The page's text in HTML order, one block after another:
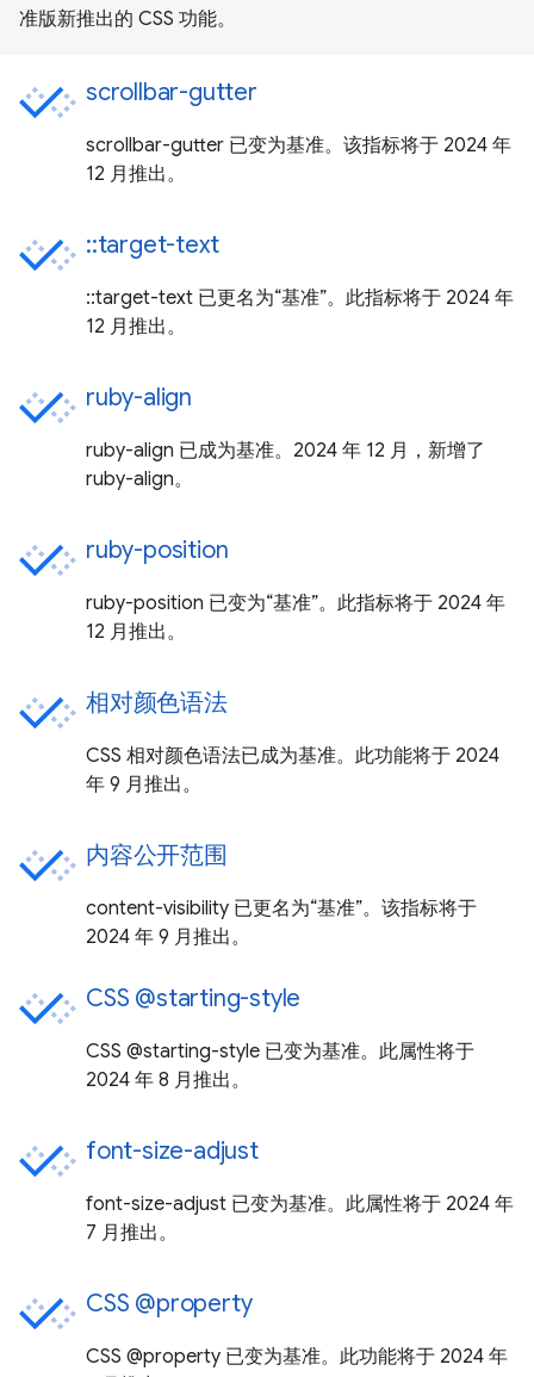
准版新推出的 CSS 功能。
scrollbar-gutter
scrollbar-gutter 已变为基准。该指标将于 2024 年
12 月推出。
::target-text
::target-text 已更名为“基准”。此指标将于 2024 年
12 月推出。
ruby-align
ruby-align 已成为基准。2024 年 12 月，新增了
ruby-align。
ruby-position
ruby-position 已变为“基准”。此指标将于 2024 年
12 月推出。
相对颜色语法
CSS 相对颜色语法已成为基准。此功能将于 2024
年 9 月推出。
内容公开范围
content-visibility 已更名为“基准”。该指标将于
2024 年 9 月推出。
CSS @starting-style
CSS @starting-style 已变为基准。此属性将于
2024 年 8 月推出。
font-size-adjust
font-size-adjust 已变为基准。此属性将于 2024 年
7 月推出。
CSS @property
CSS @property 已变为基准。此功能将于 2024 年